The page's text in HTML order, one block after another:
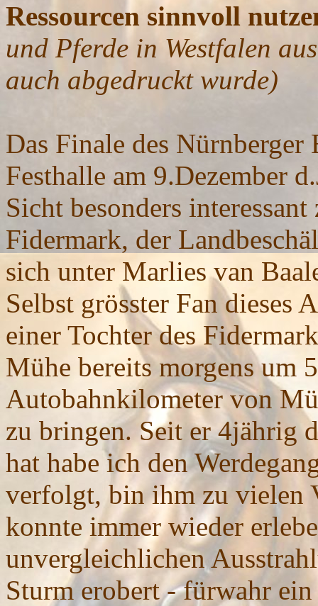
Ressourcen sinnvoll
und Pferde in Westfalen
auch abgedruckt wurde)
Das Finale des
Festhalle am 9.Dezember
Sicht besonders
Fidermark, der
sich unter Marlies van
Selbst grösster Fan dieses
einer Tochter des
Mühe bereits morgens um
Autobahnkilometer von
zu bringen. Seit er 4jährig
hat habe ich den
verfolgt, bin ihm zu vielen
konnte immer wieder
unvergleichlichen
Sturm erobert - fürwahr